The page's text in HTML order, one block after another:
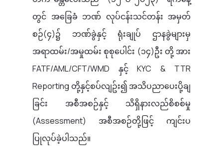
တွင် အခြေခံ ဘဏ် လုပ်ငန်းသင်တန်း အမှတ်
စဉ်(၄)၌ ဘဏ်ခွဲနှင့် ရုံးချုပ် ဌာနခွဲများမှ
အရာထမ်း/အမှုထမ်း စုစုပေါင်း (၁၄)ဦး တို့ အား
FATF/AML/CFT/WMD နှင့် KYC & TTR
Reporting တို့နှင့်စပ်လျဥ်း၍ အသိပညာပေးပို့ချ
ခြင်း အစီအစဉ်နှင့် သိရှိနားလည်စိစစ်မှု
(Assessment) အစီအစဉ်တို့ဖြင့် ကျင်းပ
ပြုလုပ်ခဲ့ပါသည်။